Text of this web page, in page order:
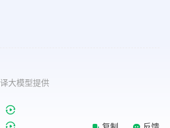
大模型提供